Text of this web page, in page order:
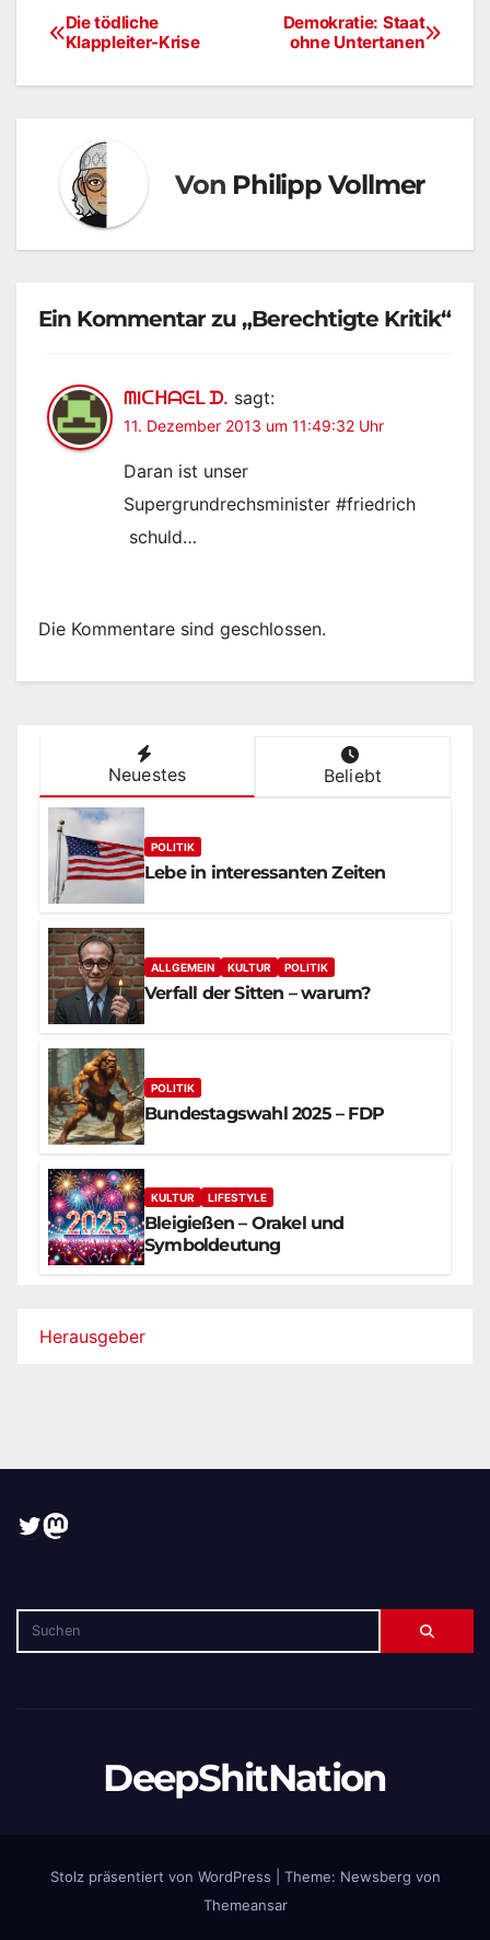
Beitragsnavigation
Demokratie: Staat
ohne Untertanen
Die tödliche
Klappleiter-Krise
Von Philipp Vollmer
Ein Kommentar zu „Berechtigte Kritik“
ᗰIᑕᕼᗩᕮᒪ ᗪ. sagt:
11. Dezember 2013 um 11:49:32 Uhr
Daran ist unser
Supergrundrechsminister #friedrich
schuld…
Die Kommentare sind geschlossen.
Neuestes Beliebt
POLITIK
Lebe in interessanten Zeiten
ALLGEMEIN KULTUR POLITIK
Verfall der Sitten – warum?
POLITIK
Bundestagswahl 2025 – FDP
KULTUR LIFESTYLE
Bleigießen – Orakel und
Symboldeutung
Herausgeber
Twitter
Mastodon
DeepShitNation
Stolz präsentiert von WordPress Theme: Newsberg von
Themeansar